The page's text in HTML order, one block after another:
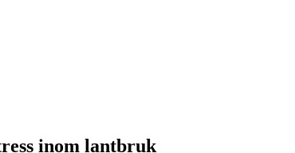
inom lantbruk